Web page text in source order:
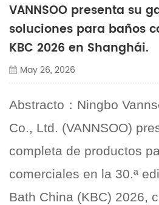
VANNSOO presenta su
soluciones para baños
KBC 2026 en Shanghái.
May 26, 2026
Abstracto ： Ningbo
Co., Ltd. (VANNSOO)
completa de productos
comerciales en la 30.ª
Bath China (KBC) 2026,